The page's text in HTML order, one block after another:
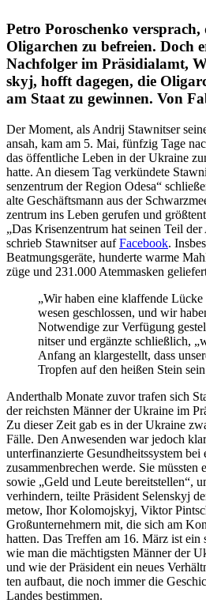
Petro Poro­schenko
Olig­ar­chen zu befreien. Doch
Nach­fol­ger im Prä­si­di­al­amt,
skyj, hofft dagegen, die
am Staat zu gewin­nen. Von
Der Moment, als Andrij Staw­nit­ser
ansah, kam am 5. Mai, fünfzig Tage
das öffent­li­che Leben in der Ukraine
hatte. An diesem Tag ver­kün­dete
sen­zen­trum der Region Odesa“
alte Geschäfts­mann aus der
zen­trum ins Leben gerufen und
„Das Kri­sen­zen­trum hat seinen Teil
schrieb Staw­nit­ser aufFace­book.
Beatmungs­ge­räte, hun­derte warme
züge und 231.000 Atem­mas­ken
„Wir haben eine klaf­fende
we­sen geschlos­sen, und wir
Not­wen­dige zur Ver­fü­gung
nit­ser und ergänzte schließ­lich,
Anfang an klar­ge­stellt, dass
Tropfen auf den heißen Stein
Andert­halb Monate zuvor trafen sich
der reichs­ten Männer der Ukraine im
Zu dieser Zeit gab es in der Ukraine
Fälle. Den Anwe­sen­den war jedoch
unter­fi­nan­zierte Gesund­heits­sys­tem bei
zusam­men­bre­chen werde. Sie müssten
sowie „Geld und Leute bereit­stel­len“,
ver­hin­dern, teilte Prä­si­dent Selen­skyj
me­tow, Ihor Kolo­mo­js­kyj, Viktor
Groß­un­ter­neh­mern mit, die sich am
hatten. Das Treffen am 16. März ist ein
wie man die mäch­tigs­ten Männer der
und wie der Prä­si­dent ein neues
ten aufbaut, die noch immer die
Landes bestimmen.